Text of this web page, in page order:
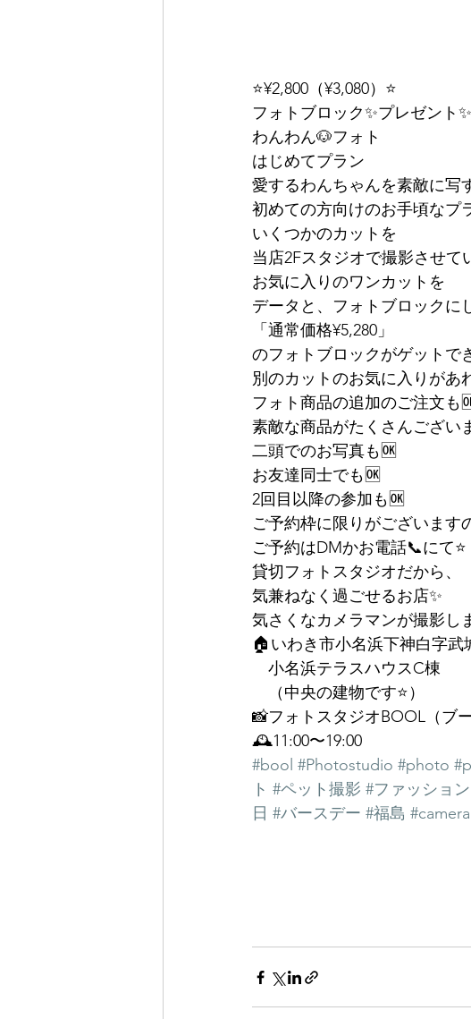
⭐️¥2,800（¥3,080）⭐️
フォトブロック✨プレゼント✨
わんわん🐶フォト
はじめてプラン
愛するわんちゃんを素敵に写
初めての方向けのお手頃なプ
いくつかのカットを
当店2Fスタジオで撮影させて
お気に入りのワンカットを
データと、フォトブロックに
「通常価格¥5,280」
のフォトブロックがゲットで
別のカットのお気に入りがあ
フォト商品の追加のご注文も
素敵な商品がたくさんござい
二頭でのお写真も🆗
お友達同士でも🆗
2回目以降の参加も🆗
ご予約枠に限りがございます
ご予約はDMかお電話📞にて⭐️
貸切フォトスタジオだから、
気兼ねなく過ごせるお店✨
気さくなカメラマンが撮影し
🏠いわき市小名浜下神白字武
小名浜テラスハウスC棟
（中央の建物です⭐️）
📸フォトスタジオBOOL（ブー
🕰11:00〜19:00
#bool #Photostudio #photo
ト #ペット撮影 #ファッション
日 #バースデー #福島 #camera